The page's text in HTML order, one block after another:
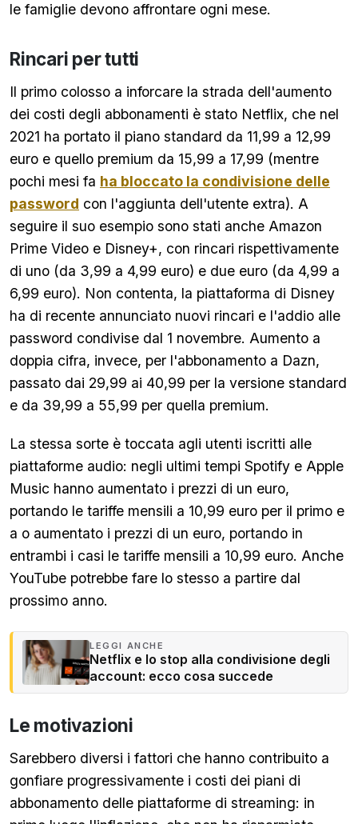
le famiglie devono affrontare ogni mese.
Rincari per tutti
Il primo colosso a inforcare la strada dell'aumento
dei costi degli abbonamenti è stato Netflix, che nel
2021 ha portato il piano standard da 11,99 a 12,99
euro e quello premium da 15,99 a 17,99 (mentre
pochi mesi fa ha bloccato la condivisione delle
password con l'aggiunta dell'utente extra). A
seguire il suo esempio sono stati anche Amazon
Prime Video e Disney+, con rincari rispettivamente
di uno (da 3,99 a 4,99 euro) e due euro (da 4,99 a
6,99 euro). Non contenta, la piattaforma di Disney
ha di recente annunciato nuovi rincari e l'addio alle
password condivise dal 1 novembre. Aumento a
doppia cifra, invece, per l'abbonamento a Dazn,
passato dai 29,99 ai 40,99 per la versione standard
e da 39,99 a 55,99 per quella premium.
La stessa sorte è toccata agli utenti iscritti alle
piattaforme audio: negli ultimi tempi Spotify e Apple
Music hanno aumentato i prezzi di un euro,
portando le tariffe mensili a 10,99 euro per il primo e
a o aumentato i prezzi di un euro, portando in
entrambi i casi le tariffe mensili a 10,99 euro. Anche
YouTube potrebbe fare lo stesso a partire dal
prossimo anno.
LEGGI ANCHE
Netflix e lo stop alla condivisione degli
account: ecco cosa succede
Le motivazioni
Sarebbero diversi i fattori che hanno contribuito a
gonfiare progressivamente i costi dei piani di
abbonamento delle piattaforme di streaming: in